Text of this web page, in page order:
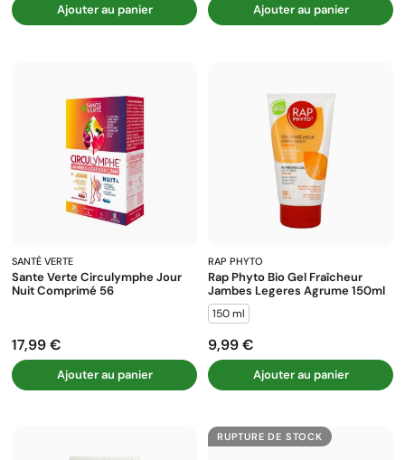
Ajouter au panier Ajouter au panier
SANTÉ VERTE
Sante Verte Circulymphe Jour
Nuit Comprimé 56
Prix
17,99 €
Ajouter au panier
RAP PHYTO
Rap Phyto Bio Gel Fraîcheur
Jambes Legeres Agrume 150ml
150 ml
Prix
9,99 €
Ajouter au panier
RUPTURE DE STOCK